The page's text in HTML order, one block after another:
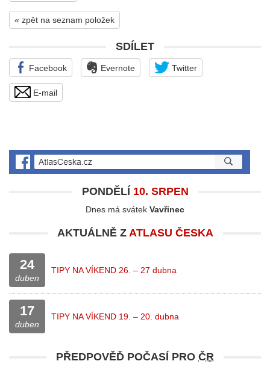
« zpět na seznam položek
SDÍLET
Facebook Evernote Twitter
E-mail
PONDĚLÍ 10. SRPEN
Dnes má svátek Vavřinec
AKTUÁLNĚ Z ATLASU ČESKA
24
duben
TIPY NA VÍKEND 26. – 27 dubna
17
duben
TIPY NA VÍKEND 19. – 20. dubna
PŘEDPOVĚĎ POČASÍ PRO ČR